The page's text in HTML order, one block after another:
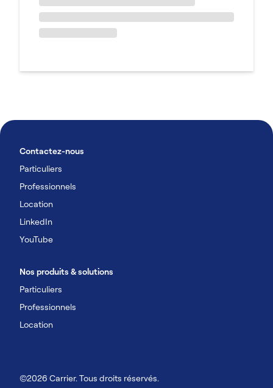
Contactez-nous
Particuliers
Professionnels
Location
LinkedIn
YouTube
Nos produits & solutions
Particuliers
Professionnels
Location
©2026 Carrier. Tous droits réservés.